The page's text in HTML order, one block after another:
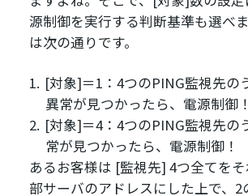
源制御を実行する判断基準も選べ
は次の通りです。
[対象]＝1：4つのPING監視先の
異常が見つかったら、電源制御！
[対象]＝4：4つのPING監視先の
常が見つかったら、電源制御！
あるお客様は [監視先] 4つ全てを
部サーバのアドレスにした上で、2